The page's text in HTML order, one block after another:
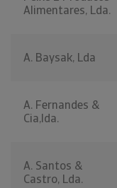
Alimentares, Lda.
A. Baysak, Lda
A. Fernandes &
Cia,lda.
A. Santos &
Castro, Lda.